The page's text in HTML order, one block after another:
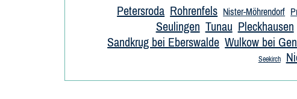
Petersroda Rohrenfels Nister-Möhrendorf
Seulingen Tunau Pleckhausen
Sandkrug bei Eberswalde Wulkow bei
Seekirch